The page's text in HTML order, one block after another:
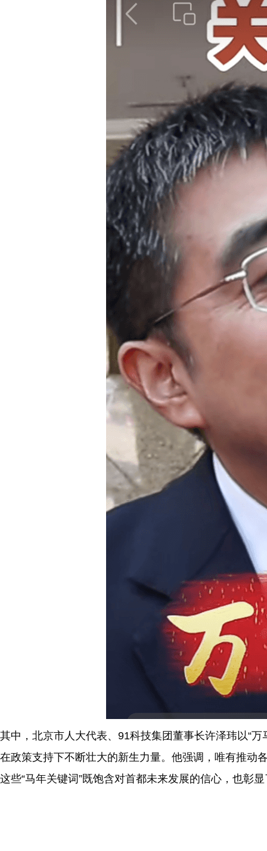
其中，北京市人大代表、91科技集团董事长许泽玮以“
在政策支持下不断壮大的新生力量。他强调，唯有推动
这些“马年关键词”既饱含对首都未来发展的信心，也彰